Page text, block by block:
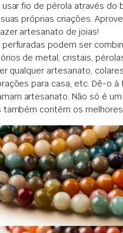
fio de pérola através do
próprias criações.
artesanato de joias!
podem ser
de metal, cristais,
qualquer artesanato,
para casa, etc. Dê-o à
artesanato. Não só é
também contém os